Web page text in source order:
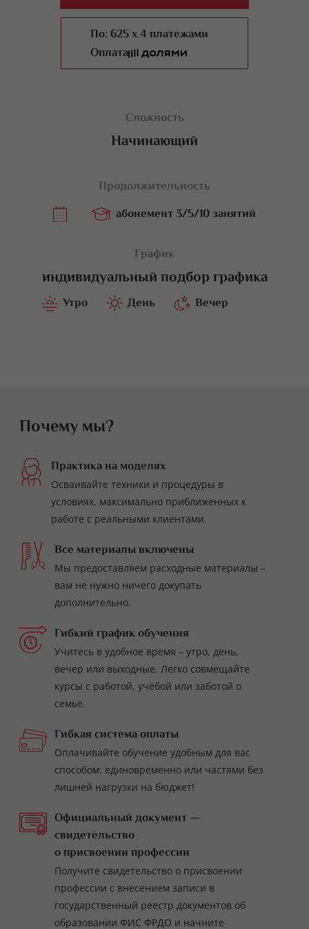
По: 625 x 4 платежами
Оплата
Сложность
Начинающий
Продолжительность
абонемент 3/5/10 занятий
График
индивидуальный подбор графика
Утро День Вечер
Почему мы?
Практика на моделях
Осваивайте техники и процедуры в
условиях, максимально приближенных к
работе с реальными клиентами.
Все материалы включены
Мы предоставляем расходные материалы –
вам не нужно ничего докупать
дополнительно.
Гибкий график обучения
Учитесь в удобное время – утро, день,
вечер или выходные. Легко совмещайте
курсы с работой, учёбой или заботой о
семье.
Гибкая система оплаты
Оплачивайте обучение удобным для вас
способом: единовременно или частями без
лишней нагрузки на бюджет!
Официальный документ —
свидетельство
о присвоении профессии
Получите свидетельство о присвоении
профессии с внесением записи в
государственный реестр документов об
образовании ФИС ФРДО и начните